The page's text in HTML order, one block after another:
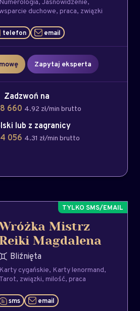
duchowe praca związki
telefon email
Zapytaj eksperta
Zadzwoń na
660 4.92 zł/min brutto
lub z zagranicy
056 4.31 zł/min brutto
Mistrz
Reiki Magdalena
Bliźnięta
Karty cygańskie Karty lenormand
Tarot związki milość praca
sms email